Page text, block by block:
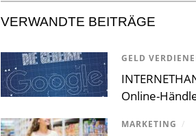
VERWANDTE BEITRÄGE
GELD
Online-
MARKETING /